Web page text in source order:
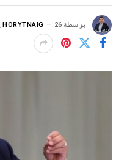
بواسطة HORYTNAIG 26 يونيو، 2025